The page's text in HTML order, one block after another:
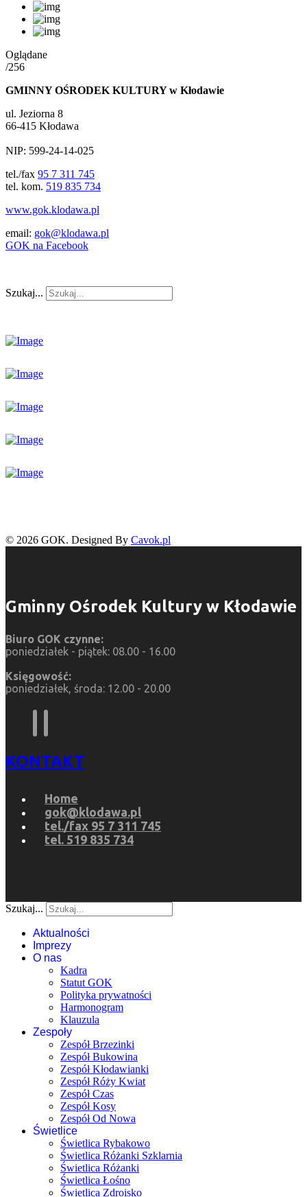
Oglądane
/256
GMINNY OŚRODEK KULTURY w Kłodawie
ul. Jeziorna 8
66-415 Kłodawa
NIP: 599-24-14-025
tel./fax 95 7 311 745
tel. kom. 519 835 734
www.gok.klodawa.pl
email: gok@klodawa.pl
GOK na Facebook
Szukaj...
© 2026 GOK. Designed By Cavok.pl
Gminny Ośrodek Kultury w Kłodawie
Biuro GOK czynne:
poniedziałek - piątek: 08.00 - 16.00
Księgowość:
poniedziałek, środa: 12.00 - 20.00
KONTAKT
Home
gok@klodawa.pl
tel./fax 95 7 311 745
tel. 519 835 734
Szukaj...
Aktualności
Imprezy
O nas
Kadra
Statut GOK
Polityka prywatności
Harmonogram
Klauzula
Zespoły
Zespół Brzezinki
Zespół Bukowina
Zespół Kłodawianki
Zespół Róży Kwiat
Zespół Czas
Zespół Kosy
Zespół Od Nowa
Świetlice
Świetlica Rybakowo
Świetlica Różanki Szklarnia
Świetlica Różanki
Świetlica Łośno
Świetlica Zdroisko